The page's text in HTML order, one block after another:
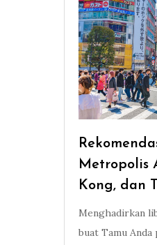
Metropolis
Kong, dan
Menghadirkan
buat Tamu